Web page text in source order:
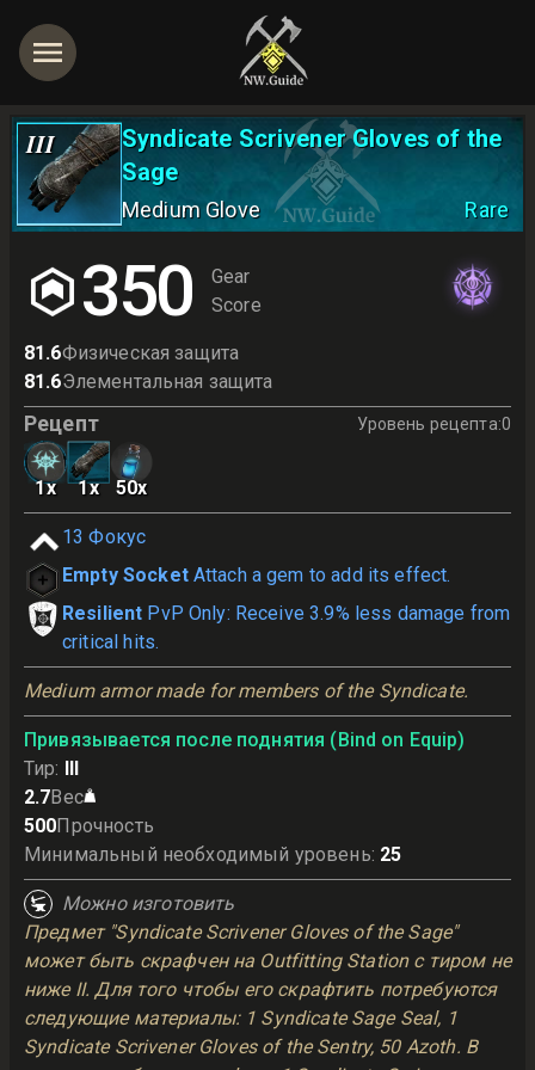
III
Syndicate Scrivener Gloves of the
Sage
Medium Glove Rare
350
Gear
Score
81.6Физическая защита
81.6Элементальная защита
Рецепт Уровень рецепта:0
1x 1x 50x
13 Фокус
Empty Socket Attach a gem to add its effect.
Resilient PvP Only: Receive 3.9% less damage from
critical hits.
Medium armor made for members of the Syndicate.
Привязывается после поднятия (Bind on Equip)
Тир: III
2.7Вес
500Прочность
Минимальный необходимый уровень: 25
Можно изготовить
Предмет "Syndicate Scrivener Gloves of the Sage"
может быть скрафчен на Outfitting Station с тиром не
ниже II. Для того чтобы его скрафтить потребуются
следующие материалы: 1 Syndicate Sage Seal, 1
Syndicate Scrivener Gloves of the Sentry, 50 Azoth. В